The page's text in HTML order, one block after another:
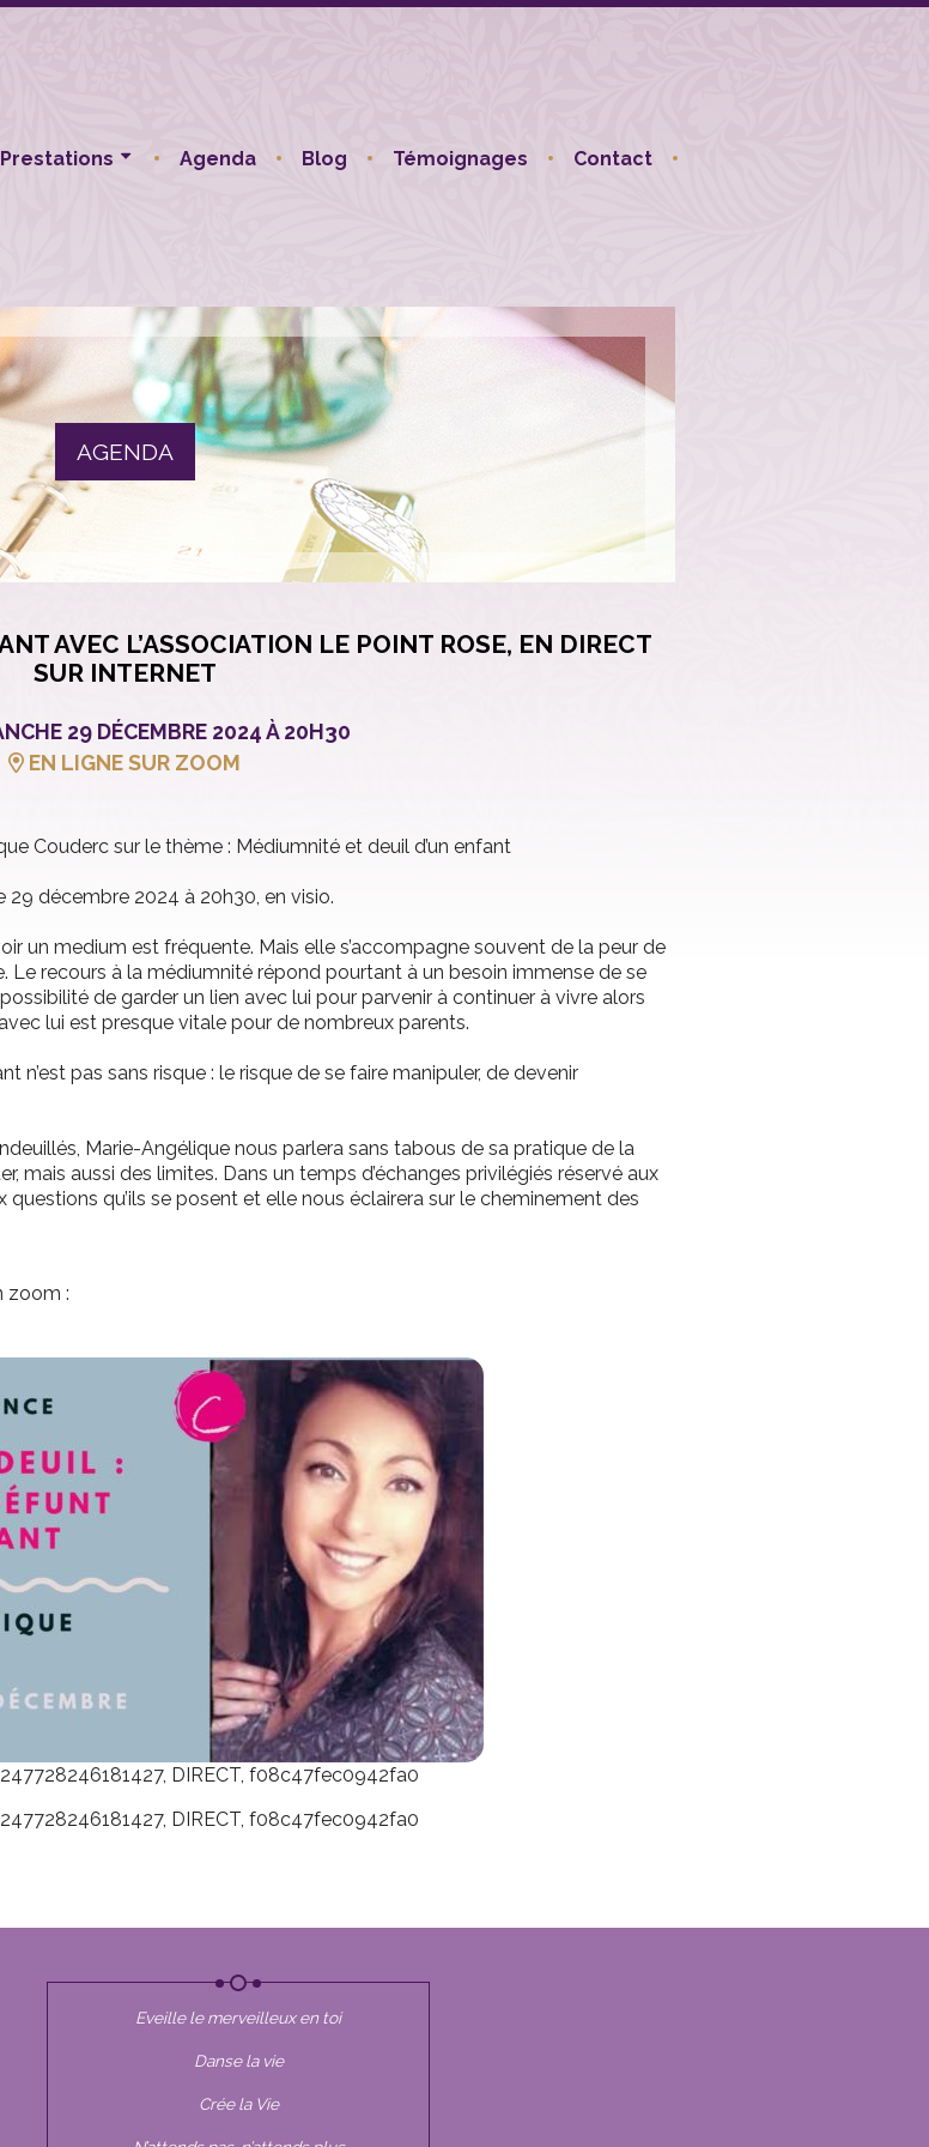
Prestations Agenda Blog Témoignages Contact
AGENDA
AVEC L’ASSOCIATION LE POINT ROSE, EN DIRECT
SUR INTERNET
29 DÉCEMBRE 2024 À 20H30
EN LIGNE SUR ZOOM
Couderc sur le thème : Médiumnité et deuil d’un enfant
29 décembre 2024 à 20h30, en visio.
un medium est fréquente. Mais elle s’accompagne souvent de la peur de
Le recours à la médiumnité répond pourtant à un besoin immense de se
de garder un lien avec lui pour parvenir à continuer à vivre alors
lui est presque vitale pour de nombreux parents.
n’est pas sans risque : le risque de se faire manipuler, de devenir
Marie-Angélique nous parlera sans tabous de sa pratique de la
mais aussi des limites. Dans un temps d’échanges privilégiés réservé aux
qu’ils se posent et elle nous éclairera sur le cheminement des
zoom :
DIRECT, f08c47fec0942fa0
DIRECT, f08c47fec0942fa0
Eveille le merveilleux en toi
Danse la vie
Crée la Vie